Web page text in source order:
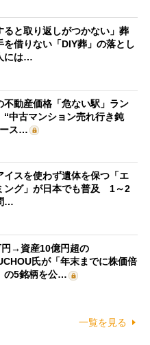
ると取り返しがつかない」葬
を借りない「DIY葬」の落とし
には…
不動産価格「危ない駅」ラン
“中古マンション売れ行き鈍
ス…
イスを使わず遺体を保つ「エ
ング」が日本でも普及 1～2
…
円→資産10億円超の
氏が「年末までに株価倍
の5銘柄を公…
一覧を見る